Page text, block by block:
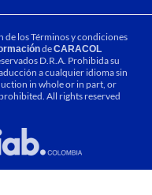
de losTérminos y condiciones
deCARACOL
D.R.A. Prohibida su
a cualquier idioma sin
in whole or in part, or
All rights reserved